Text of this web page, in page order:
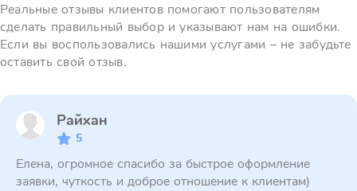
Реальные отзывы клиентов помогают пользователям
сделать правильный выбор и указывают нам на ошибки.
Если вы воспользовались нашими услугами – не забудьте
оставить свой отзыв.
Райхан
5
Елена, огромное спасибо за быстрое оформление
заявки, чуткость и доброе отношение к клиентам)